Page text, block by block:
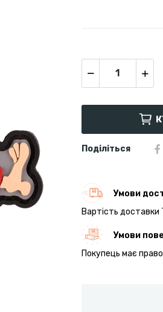
Поділіться
Умови
Вартість
Умови
Покупець має